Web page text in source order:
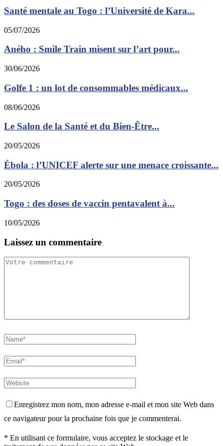
Santé mentale au Togo : l’Université de Kara...
05/07/2026
Aného : Smile Train misent sur l’art pour...
30/06/2026
Golfe 1 : un lot de consommables médicaux...
08/06/2026
Le Salon de la Santé et du Bien-Être...
20/05/2026
Ébola : l’UNICEF alerte sur une menace croissante...
20/05/2026
Togo : des doses de vaccin pentavalent à...
10/05/2026
Laissez un commentaire
Enregistrez mon nom, mon adresse e-mail et mon site Web dans
ce navigateur pour la prochaine fois que je commenterai.
* En utilisant ce formulaire, vous acceptez le stockage et le